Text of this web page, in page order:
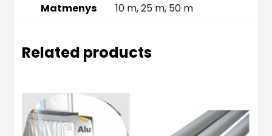
Matmenys 10 m,25 m, 50 m
Related products